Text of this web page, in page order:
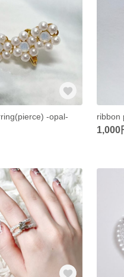
-opal- ribbon
1,000